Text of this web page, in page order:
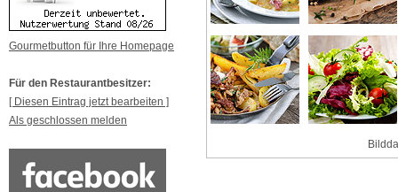
Gourmetbutton für Ihre Homepage
Für den Restaurantbesitzer:
[ Diesen Eintrag jetzt bearbeiten ]
Als geschlossen melden